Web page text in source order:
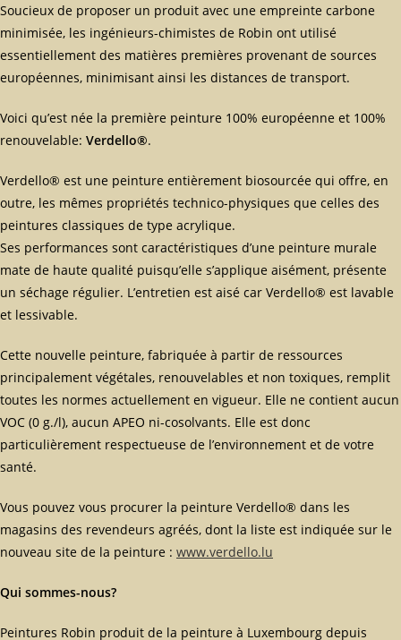
Soucieux de proposer un produit avec une empreinte carbone
minimisée, les ingénieurs-chimistes de Robin ont utilisé
essentiellement des matières premières provenant de sources
européennes, minimisant ainsi les distances de transport.
Voici qu’est née la première peinture 100% européenne et 100%
renouvelable: Verdello®.
Verdello® est une peinture entièrement biosourcée qui offre, en
outre, les mêmes propriétés technico-physiques que celles des
peintures classiques de type acrylique.
Ses performances sont caractéristiques d’une peinture murale
mate de haute qualité puisqu’elle s’applique aisément, présente
un séchage régulier. L’entretien est aisé car Verdello® est lavable
et lessivable.
Cette nouvelle peinture, fabriquée à partir de ressources
principalement végétales, renouvelables et non toxiques, remplit
toutes les normes actuellement en vigueur. Elle ne contient aucun
VOC (0 g./l), aucun APEO ni-cosolvants. Elle est donc
particulièrement respectueuse de l’environnement et de votre
santé.
Vous pouvez vous procurer la peinture Verdello® dans les
magasins des revendeurs agréés, dont la liste est indiquée sur le
nouveau site de la peinture : www.verdello.lu
Qui sommes-nous?
Peintures Robin produit de la peinture à Luxembourg depuis